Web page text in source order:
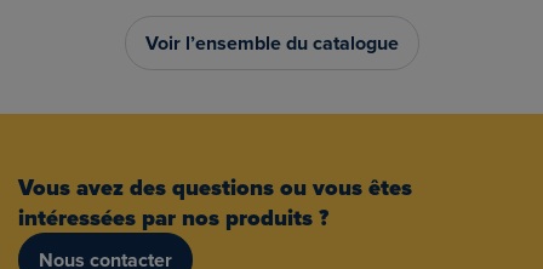
Voir l’ensemble du catalogue
Vous avez des questions ou vous êtes
intéressées par nos produits ?
Nous contacter